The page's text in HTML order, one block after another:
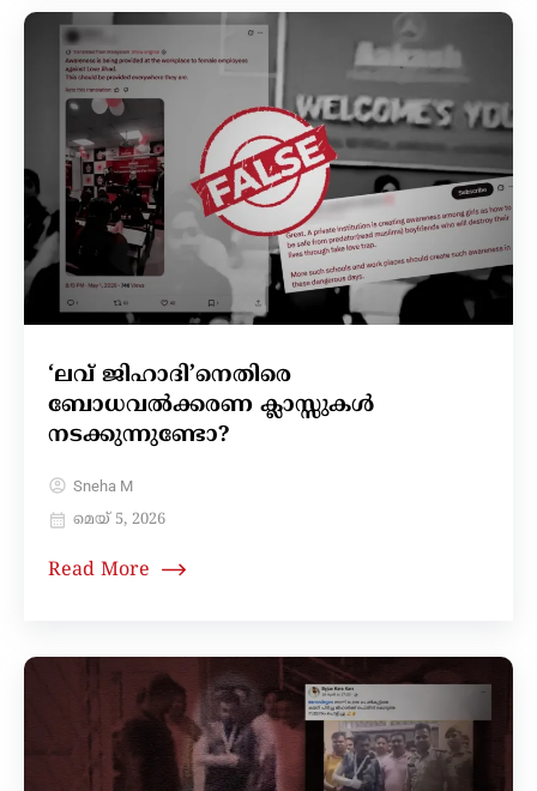
‘ലവ് ജിഹാദി’നെതിരെ
ബോധവല്‍ക്കരണ ക്ലാസ്സുകൾ
നടക്കുന്നുണ്ടോ?
Sneha M
മെയ്‌ 5, 2026
Read More